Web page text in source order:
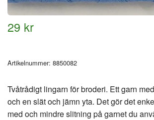
29 kr
Artikelnummer: 8850082
Tvåtrådigt lingarn för broderi. Ett garn
och en slät och jämn yta. Det gör det
med och mindre slitning på garnet du